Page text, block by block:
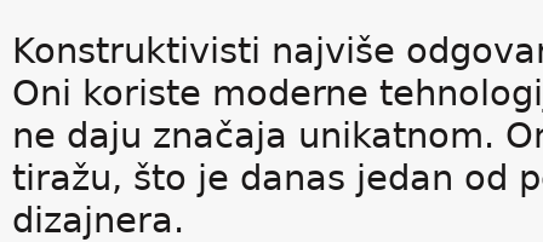
Konstruktivisti najviše
Oni koriste moderne
ne daju značaja unikatnom.
tiražu, što je danas jedan od
dizajnera.